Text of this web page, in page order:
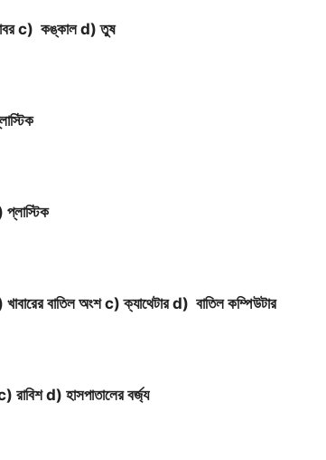
c) কঙ্কাল d) তুষ
বাতিল অংশ c) ক্যাথেটার d) বাতিল কম্পিউটার
d) হাসপাতালের বর্জ্য